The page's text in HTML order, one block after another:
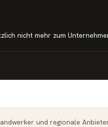
nicht mehr zum
und regionale